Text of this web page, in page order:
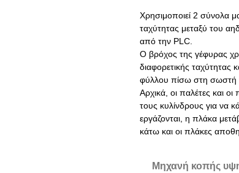
Χρησιμοποιεί 2 σύνολα
ταχύτητας μεταξύ του
από την PLC.
Ο βρόχος της γέφυρας
διαφορετικής
φύλλου πίσω στη σωστή
Αρχικά, οι παλέτες και
τους κυλίνδρους για να
εργάζονται, η πλάκα
κάτω και οι πλάκες
Μηχανή κοπής